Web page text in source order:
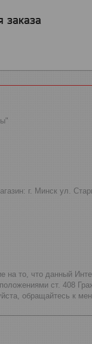
заказа
г. Минск ул.
то, что данный
ст. 408
обращайтесь к